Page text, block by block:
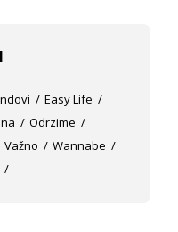
Easy Life
Odrzime
Važno
Wannabe